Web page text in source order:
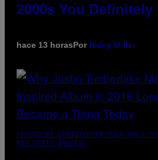
2000s You
hace 13 horasPor Haley Miller
(PHOTO BY CHRISTOPHER POLK/NBCU
VIA GETTY IMAGES)